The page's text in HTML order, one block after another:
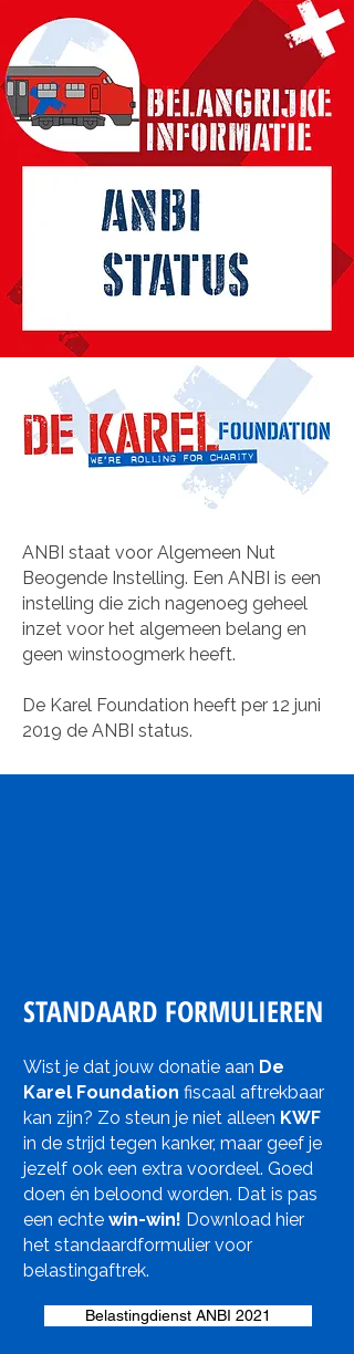
ANBI staat voor Algemeen Nut
Beogende Instelling. Een ANBI is een
instelling die zich nagenoeg geheel
inzet voor het algemeen belang en
geen winstoogmerk heeft.
De Karel Foundation heeft per 12 juni
2019 de ANBI status.
STANDAARD FORMULIEREN
Wist je dat jouw donatie aan De
Karel Foundation fiscaal aftrekbaar
kan zijn? Zo steun je niet alleen KWF
in de strijd tegen kanker, maar geef je
jezelf ook een extra voordeel. Goed
doen én beloond worden. Dat is pas
een echte win-win! Download hier
het standaardformulier voor
belastingaftrek.
Belastingdienst ANBI 2021